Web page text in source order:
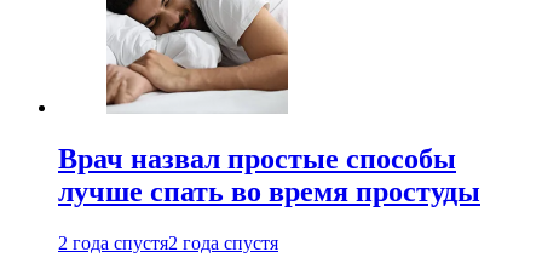
Врач назвал простые способы
лучше спать во время простуды
2 года спустя2 года спустя